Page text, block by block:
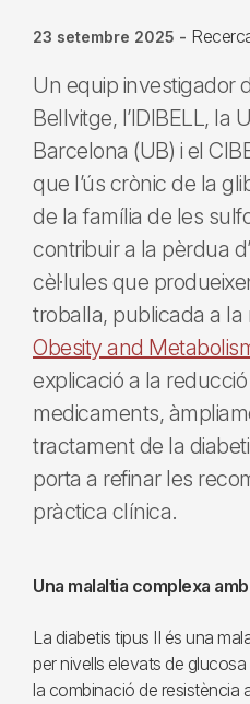
23 setembre 2025 -
Un equip investigador
Bellvitge, l’IDIBELL, la
Barcelona (UB) i el
que l’ús crònic de la
de la família de les
contribuir a la pèrdua
cèl·lules que
troballa, publicada a la
Obesity and
explicació a la reducció
medicaments,
tractament de la
porta a refinar les
pràctica clínica.
Una malaltia complexa
La diabetis tipus II és una
per nivells elevats de
la combinació de resistència